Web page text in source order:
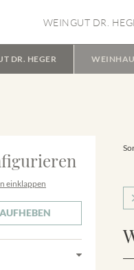
WEINGUT DR.
DR. HEGER
einklappen